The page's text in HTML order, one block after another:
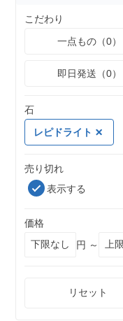
こだわり
一点もの（0）
即日発送（0）
石
レピドライト
売り切れ
表示する
価格
円 ～
リセット